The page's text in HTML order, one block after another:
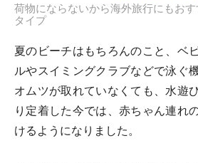
荷物にならないから海外旅行にもお
タイプ
夏のビーチはもちろんのこと、ベ
ルやスイミングクラブなどで泳ぐ
オムツが取れていなくても、水遊
り定着した今では、赤ちゃん連れ
けるようになりました。